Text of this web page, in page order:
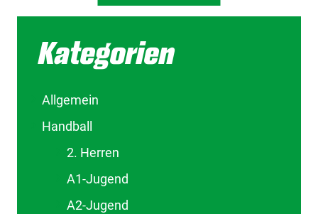
Kategorien
Allgemein
Handball
2. Herren
A1-Jugend
A2-Jugend